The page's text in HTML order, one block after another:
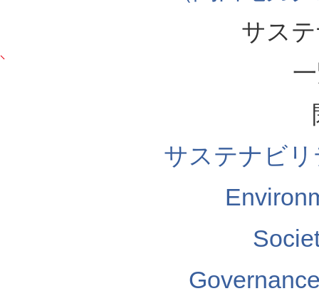
サス
サステナビ